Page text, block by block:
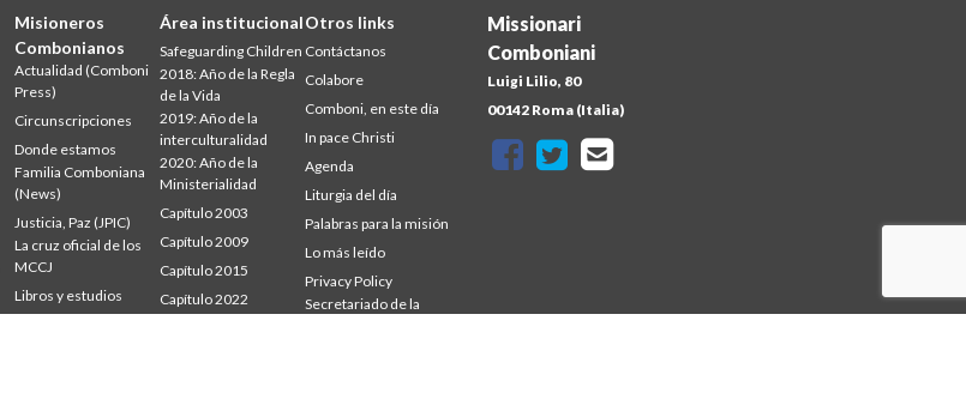
Missionari
Comboniani
Luigi Lilio, 80
00142 Roma (Italia)
Misioneros
Combonianos
Actualidad (Comboni
Press)
Circunscripciones
Donde estamos
Familia Comboniana
(News)
Justicia, Paz (JPIC)
La cruz oficial de los
MCCJ
Libros y estudios
Área institucional
Safeguarding Children
2018: Año de la Regla
de la Vida
2019: Año de la
interculturalidad
2020: Año de la
Ministerialidad
Capítulo 2003
Capítulo 2009
Capítulo 2015
Capítulo 2022
Otros links
Contáctanos
Colabore
Comboni, en este día
In pace Christi
Agenda
Liturgia del día
Palabras para la misión
Lo más leído
Privacy Policy
Secretariado de la